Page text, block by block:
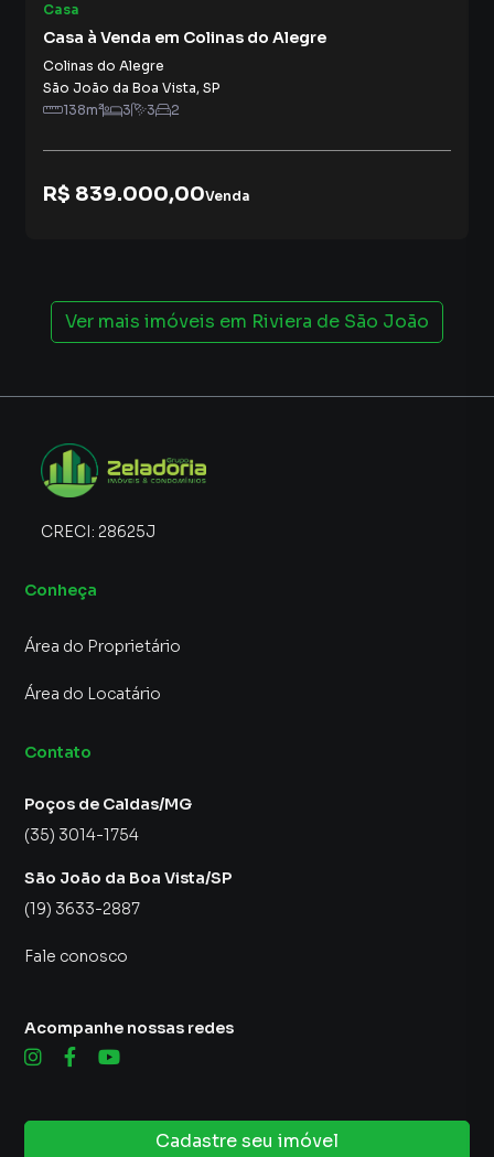
Casa
Casa à Venda em Colinas do Alegre
Colinas do Alegre
São João da Boa Vista, SP
138m² 3 3 2
R$ 839.000,00Venda
Ver mais imóveis em Riviera de São João
CRECI: 28625J
Conheça
Área do Proprietário
Área do Locatário
Contato
Poços de Caldas/MG
(35) 3014-1754
São João da Boa Vista/SP
(19) 3633-2887
Fale conosco
Cadastre seu imóvel
Acompanhe nossas redes